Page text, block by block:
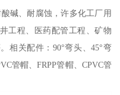
碱、耐腐蚀，许多化工厂用
工程、医药配管工程、矿物
相关配件：90°弯头、45°弯
管帽、FRPP管帽、CPVC管